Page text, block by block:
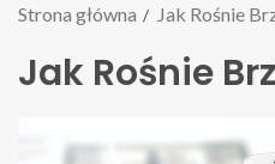
Strona główna Jak Rośnie
Jak Rośnie